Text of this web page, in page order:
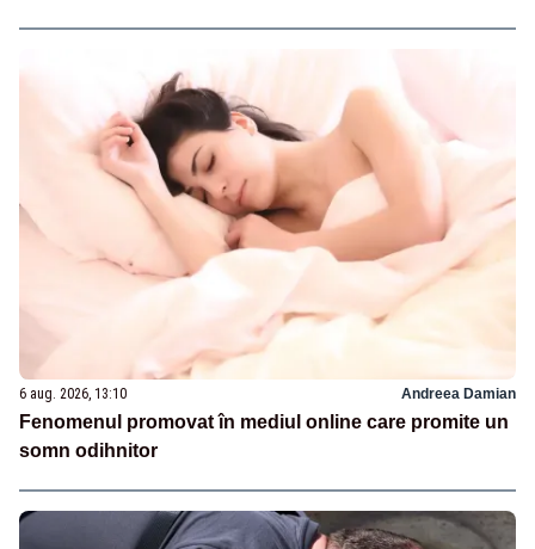
6 aug. 2026, 13:10 Andreea Damian
Fenomenul promovat în mediul online care promite un
somn odihnitor